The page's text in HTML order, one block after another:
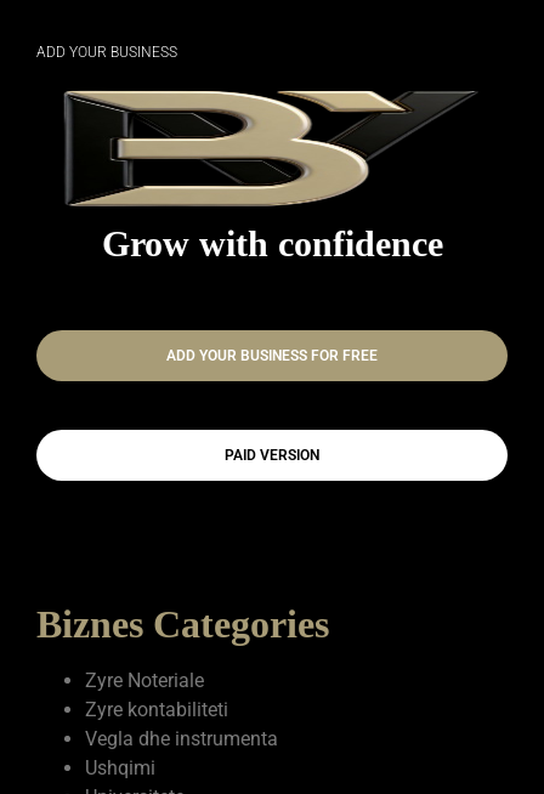
Grow with confidence
PAID VERSION
Zyre kontabiliteti
Vegla dhe instrumenta
Ushqimi
Universitete